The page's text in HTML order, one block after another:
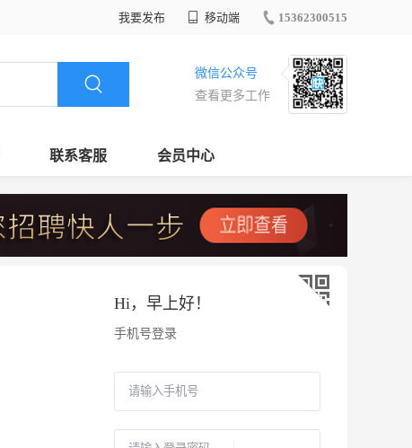
我要发布 移动端 15362300515
微信公众号
查看更多工作
联系客服 会员中心
Hi， 早上好！
手机号登录